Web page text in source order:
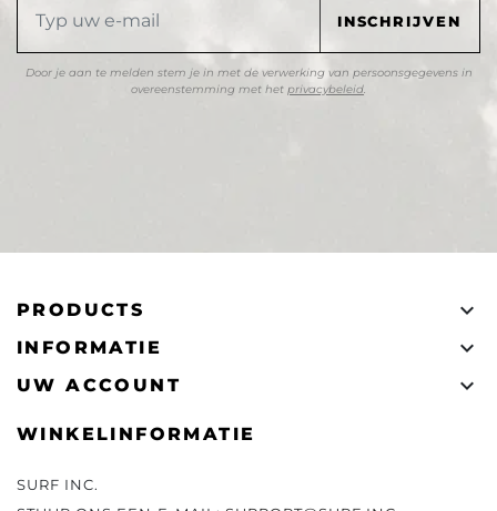
Door je aan te melden stem je in met de verwerking van persoonsgegevens in
overeenstemming met het privacybeleid.
PRODUCTS 
INFORMATIE 
UW ACCOUNT 
WINKELINFORMATIE
SURF INC.